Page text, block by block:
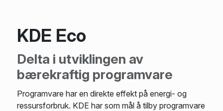
KDE Eco
Delta i utviklingen av
bærekraftig programvare
Programvare har en direkte effekt på energi- og
ressursforbruk. KDE har som mål å tilby programvare